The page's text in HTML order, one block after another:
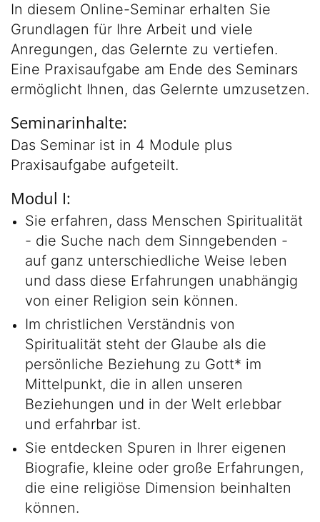
In diesem Online-Seminar erhalten Sie
Grundlagen für Ihre Arbeit und viele
Anregungen, das Gelernte zu vertiefen.
Eine Praxisaufgabe am Ende des Seminars
ermöglicht Ihnen, das Gelernte umzusetzen.
Seminarinhalte:
Das Seminar ist in 4 Module plus
Praxisaufgabe aufgeteilt.
Modul I:
Sie erfahren, dass Menschen Spiritualität
- die Suche nach dem Sinngebenden -
auf ganz unterschiedliche Weise leben
und dass diese Erfahrungen unabhängig
von einer Religion sein können.
Im christlichen Verständnis von
Spiritualität steht der Glaube als die
persönliche Beziehung zu Gott* im
Mittelpunkt, die in allen unseren
Beziehungen und in der Welt erlebbar
und erfahrbar ist.
Sie entdecken Spuren in Ihrer eigenen
Biografie, kleine oder große Erfahrungen,
die eine religiöse Dimension beinhalten
können.